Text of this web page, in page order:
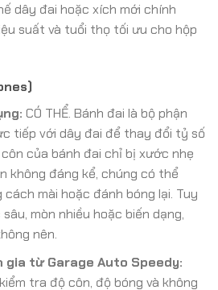
dây đai hoặc xích mới chính
suất và tuổi thọ tối ưu cho hộp
CÓ THỂ. Bánh đai là bộ phận
tiếp với dây đai để thay đổi tỷ số
của bánh đai chỉ bị xước nhẹ
không đáng kể, chúng có thể
mài hoặc đánh bóng lại. Tuy
mòn nhiều hoặc biến dạng,
nên.
gia từ Garage Auto Speedy:
tra độ côn, độ bóng và không